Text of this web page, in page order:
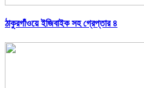
ঠাকুরগাঁওয়ে ইজিবাইক সহ গ্রেপ্তার ৪